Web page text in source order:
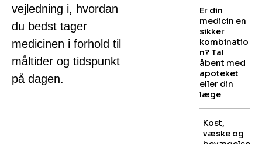
vejledning i, hvordan
du bedst tager
medicinen i forhold til
måltider og tidspunkt
på dagen.
Er din
medicin en
sikker
kombinatio
n? Tal
åbent med
apoteket
eller din
læge
Kost,
væske og